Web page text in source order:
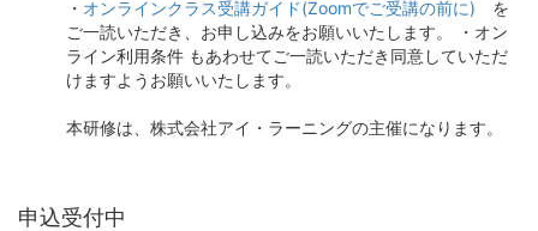
・ オンラインクラス受講ガイド(Zoomでご受講の前に) を
ご一読いただき、お申し込みをお願いいたします。 ・オン
ライン利用条件 もあわせてご一読いただき同意していただ
けますようお願いいたします。
本研修は、株式会社アイ・ラーニングの主催になります。
申込受付中